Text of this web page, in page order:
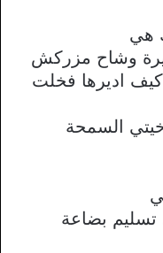
هي
وشاح مزركش
اديرها فخلت
السمحة
تسليم بضاعة